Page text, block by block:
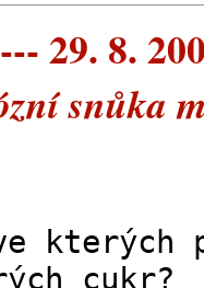
29. 8.
snůka
kterých
cukr?